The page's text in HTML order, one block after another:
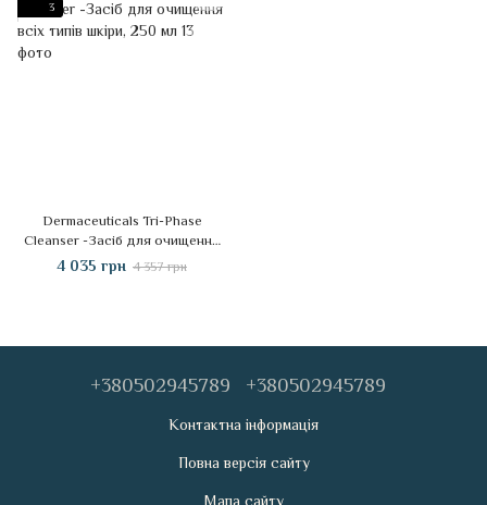
3
Dermaceuticals Tri-Phase
Cleanser -Засіб для очищення
всіх типів шкіри, 250 мл
4 035 грн 4 357 грн
+380502945789 +380502945789
Контактна інформація
Повна версія сайту
Мапа сайту